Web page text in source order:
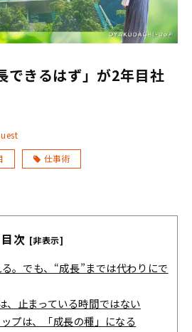
GALLERY
お知らせ
できるはず」が2年目社
仕事術
目次 [非表示]
。でも、“成長”までは代わりにで
、止まっている時間ではない
プは、「成長の種」になる